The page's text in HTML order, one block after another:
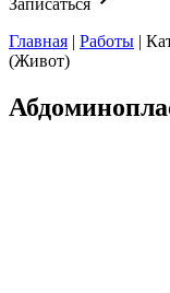
Записаться
Главная | Работы |
(Живот)